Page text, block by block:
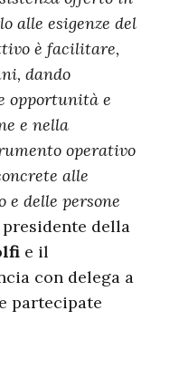
alle esigenze del
è facilitare,
dando
opportunità e
e nella
operativo
alle
delle persone
della
e il
con delega a
partecipate